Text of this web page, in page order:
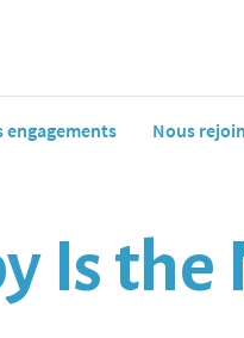
engagements Nous
Is the